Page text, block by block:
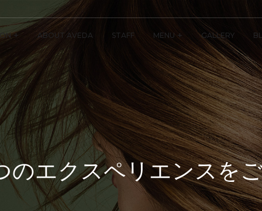
ABOUT AVEDA STAFF MENU GALLERY
のエクスペリエンスを